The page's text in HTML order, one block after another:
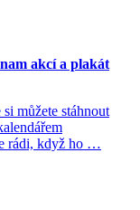
akcí a plakát
můžete stáhnout
rádi, když ho …